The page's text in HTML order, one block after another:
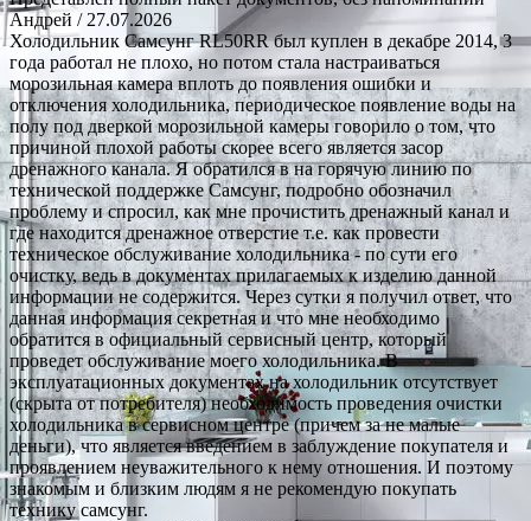
Андрей / 27.07.2026
Холодильник Самсунг RL50RR был куплен в декабре 2014, 3
года работал не плохо, но потом стала настраиваться
морозильная камера вплоть до появления ошибки и
отключения холодильника, периодическое появление воды на
полу под дверкой морозильной камеры говорило о том, что
причиной плохой работы скорее всего является засор
дренажного канала. Я обратился в на горячую линию по
технической поддержке Самсунг, подробно обозначил
проблему и спросил, как мне прочистить дренажный канал и
где находится дренажное отверстие т.е. как провести
техническое обслуживание холодильника - по сути его
очистку, ведь в документах прилагаемых к изделию данной
информации не содержится. Через сутки я получил ответ, что
данная информация секретная и что мне необходимо
обратится в официальный сервисный центр, который
проведет обслуживание моего холодильника. В
эксплуатационных документах на холодильник отсутствует
(скрыта от потребителя) необходимость проведения очистки
холодильника в сервисном центре (причем за не малые
деньги), что является введением в заблуждение покупателя и
проявлением неуважительного к нему отношения. И поэтому
знакомым и близким людям я не рекомендую покупать
технику самсунг.